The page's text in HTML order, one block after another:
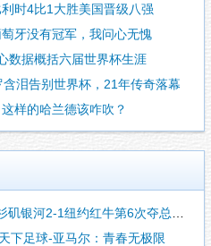
时4比1大胜美国晋级八强
牙没有冠军，我问心无愧
数据概括六届世界杯生涯
泪告别世界杯，21年传奇落幕
样的哈兰德该咋吹？
红牛第6次夺总冠军 罗伊斯个人联赛首冠
下足球-亚马尔：青春无极限